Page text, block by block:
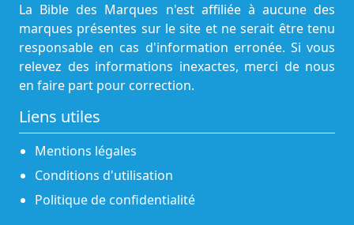
La Bible des Marques n'est affiliée à aucune des
marques présentes sur le site et ne serait être tenu
responsable en cas d'information erronée. Si vous
relevez des informations inexactes, merci de nous
en faire part pour correction.
Liens utiles
Mentions légales
Conditions d'utilisation
Politique de confidentialité